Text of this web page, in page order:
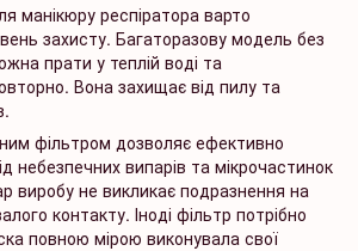
манікюру респіратора варто
захисту. Багаторазову модель без
прати у теплій воді та
Вона захищає від пилу та
фільтром дозволяє ефективно
небезпечних випарів та мікрочастинок
виробу не викликає подразнення на
контакту. Іноді фільтр потрібно
повною мірою виконувала свої